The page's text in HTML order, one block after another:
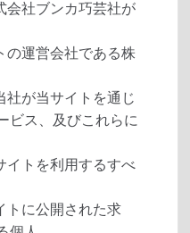
会社ブンカ巧芸社が
の運営会社である株
社が当サイトを通じ
ビス、及びこれらに
イトを利用するすべ
トに公開された求